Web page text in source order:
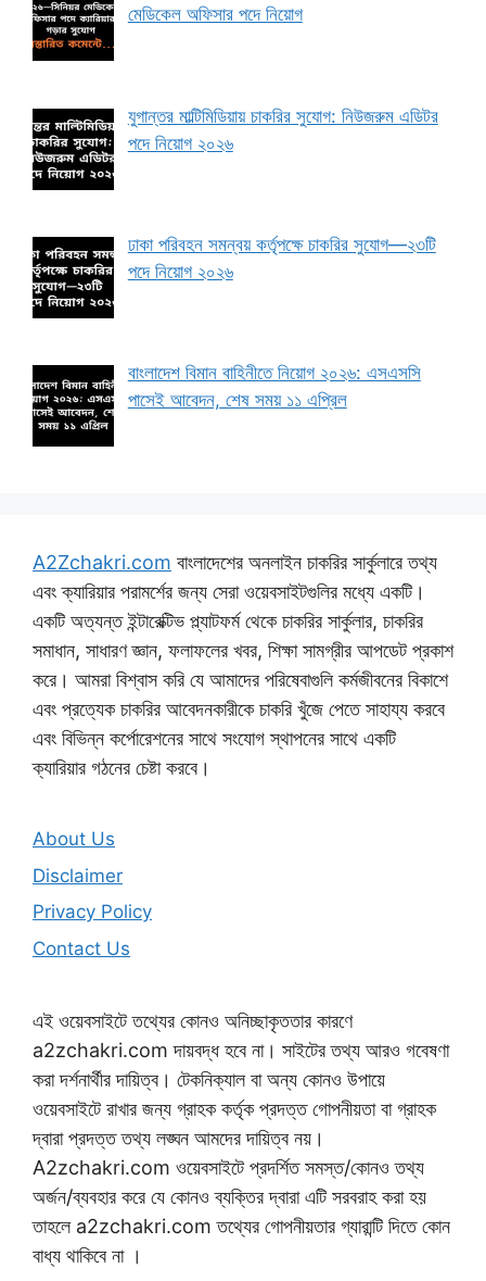
মেডিকেল অফিসার পদে নিয়োগ
যুগান্তর মাল্টিমিডিয়ায় চাকরির সুযোগ: নিউজরুম এডিটর
পদে নিয়োগ ২০২৬
ঢাকা পরিবহন সমন্বয় কর্তৃপক্ষে চাকরির সুযোগ—২৩টি
পদে নিয়োগ ২০২৬
বাংলাদেশ বিমান বাহিনীতে নিয়োগ ২০২৬: এসএসসি
পাসেই আবেদন, শেষ সময় ১১ এপ্রিল
A2Zchakri.com বাংলাদেশের অনলাইন চাকরির সার্কুলারে তথ্য
এবং ক্যারিয়ার পরামর্শের জন্য সেরা ওয়েবসাইটগুলির মধ্যে একটি।
একটি অত্যন্ত ইন্টারেক্টিভ প্ল্যাটফর্ম থেকে চাকরির সার্কুলার, চাকরির
সমাধান, সাধারণ জ্ঞান, ফলাফলের খবর, শিক্ষা সামগ্রীর আপডেট প্রকাশ
করে। আমরা বিশ্বাস করি যে আমাদের পরিষেবাগুলি কর্মজীবনের বিকাশে
এবং প্রত্যেক চাকরির আবেদনকারীকে চাকরি খুঁজে পেতে সাহায্য করবে
এবং বিভিন্ন কর্পোরেশনের সাথে সংযোগ স্থাপনের সাথে একটি
ক্যারিয়ার গঠনের চেষ্টা করবে।
About Us
Disclaimer
Privacy Policy
Contact Us
এই ওয়েবসাইটে তথ্যের কোনও অনিচ্ছাকৃততার কারণে
a2zchakri.com দায়বদ্ধ হবে না। সাইটের তথ্য আরও গবেষণা
করা দর্শনার্থীর দায়িত্ব। টেকনিক্যাল বা অন্য কোনও উপায়ে
ওয়েবসাইটে রাখার জন্য গ্রাহক কর্তৃক প্রদত্ত গোপনীয়তা বা গ্রাহক
দ্বারা প্রদত্ত তথ্য লঙ্ঘন আমদের দায়িত্ব নয়।
A2zchakri.com ওয়েবসাইটে প্রদর্শিত সমস্ত/কোনও তথ্য
অর্জন/ব্যবহার করে যে কোনও ব্যক্তির দ্বারা এটি সরবরাহ করা হয়
তাহলে a2zchakri.com তথ্যের গোপনীয়তার গ্যারান্টি দিতে কোন
বাধ্য থাকিবে না ।